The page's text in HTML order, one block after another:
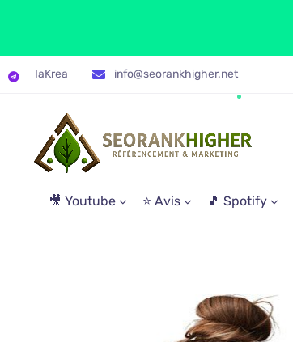
IaKrea info@seorankhigher.net
🎥 Youtube ⭐ Avis 🎵 Spotify